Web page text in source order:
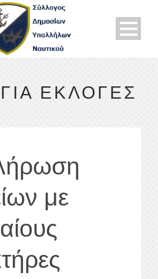
ΕΚΛΟΓΕΣ
με